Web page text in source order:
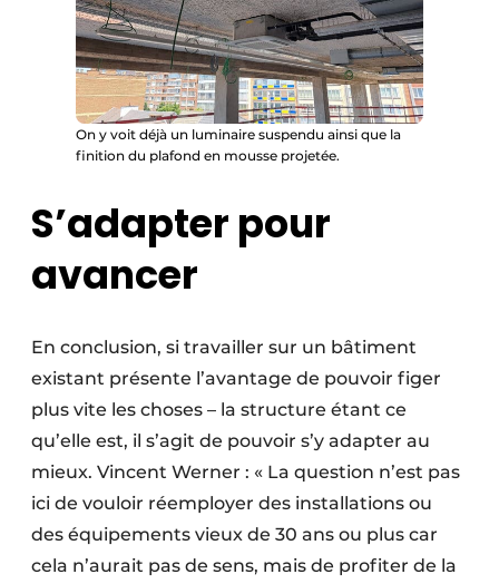
On y voit déjà un luminaire suspendu ainsi que la
finition du plafond en mousse projetée.
S’adapter pour
avancer
En conclusion, si travailler sur un bâtiment
existant présente l’avantage de pouvoir figer
plus vite les choses – la structure étant ce
qu’elle est, il s’agit de pouvoir s’y adapter au
mieux. Vincent Werner : « La question n’est pas
ici de vouloir réemployer des installations ou
des équipements vieux de 30 ans ou plus car
cela n’aurait pas de sens, mais de profiter de la